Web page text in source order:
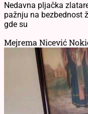
Nedavna pljačka
pažnju na bezbednost
gde su
Mejrema Nicević